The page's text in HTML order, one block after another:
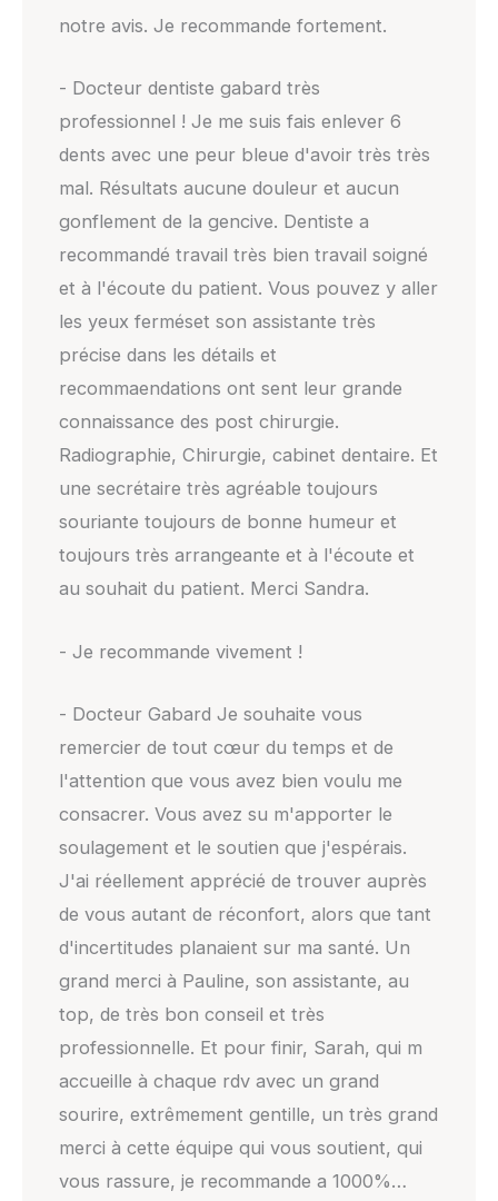
notre avis. Je recommande fortement.
- Docteur dentiste gabard très
professionnel ! Je me suis fais enlever 6
dents avec une peur bleue d'avoir très très
mal. Résultats aucune douleur et aucun
gonflement de la gencive. Dentiste a
recommandé travail très bien travail soigné
et à l'écoute du patient. Vous pouvez y aller
les yeux ferméset son assistante très
précise dans les détails et
recommaendations ont sent leur grande
connaissance des post chirurgie.
Radiographie, Chirurgie, cabinet dentaire. Et
une secrétaire très agréable toujours
souriante toujours de bonne humeur et
toujours très arrangeante et à l'écoute et
au souhait du patient. Merci Sandra.
- Je recommande vivement !
- Docteur Gabard Je souhaite vous
remercier de tout cœur du temps et de
l'attention que vous avez bien voulu me
consacrer. Vous avez su m'apporter le
soulagement et le soutien que j'espérais.
J'ai réellement apprécié de trouver auprès
de vous autant de réconfort, alors que tant
d'incertitudes planaient sur ma santé. Un
grand merci à Pauline, son assistante, au
top, de très bon conseil et très
professionnelle. Et pour finir, Sarah, qui m
accueille à chaque rdv avec un grand
sourire, extrêmement gentille, un très grand
merci à cette équipe qui vous soutient, qui
vous rassure, je recommande a 1000%…